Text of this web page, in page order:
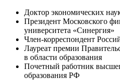
Доктор экономических
Президент Московского
университета «Синергия»
Член-корреспондент
Лауреат премии
в области образования
Почетный работник
образования РФ